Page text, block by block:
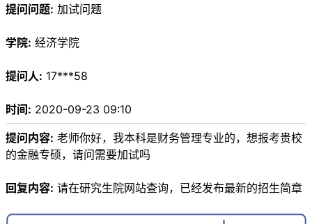
提问问题: 加试问题
学院: 经济学院
提问人: 17***58
时间: 2020-09-23 09:10
提问内容: 老师你好，我本科是财务管理专业的，想报考贵校
的金融专硕，请问需要加试吗
回复内容: 请在研究生院网站查询，已经发布最新的招生简章